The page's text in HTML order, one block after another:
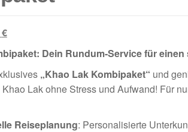
€
Dein Rundum-Service für
„Khao Lak Kombipaket“ und
Lak ohne Stress und Aufwand! Für
Reiseplanung: Personalisierte